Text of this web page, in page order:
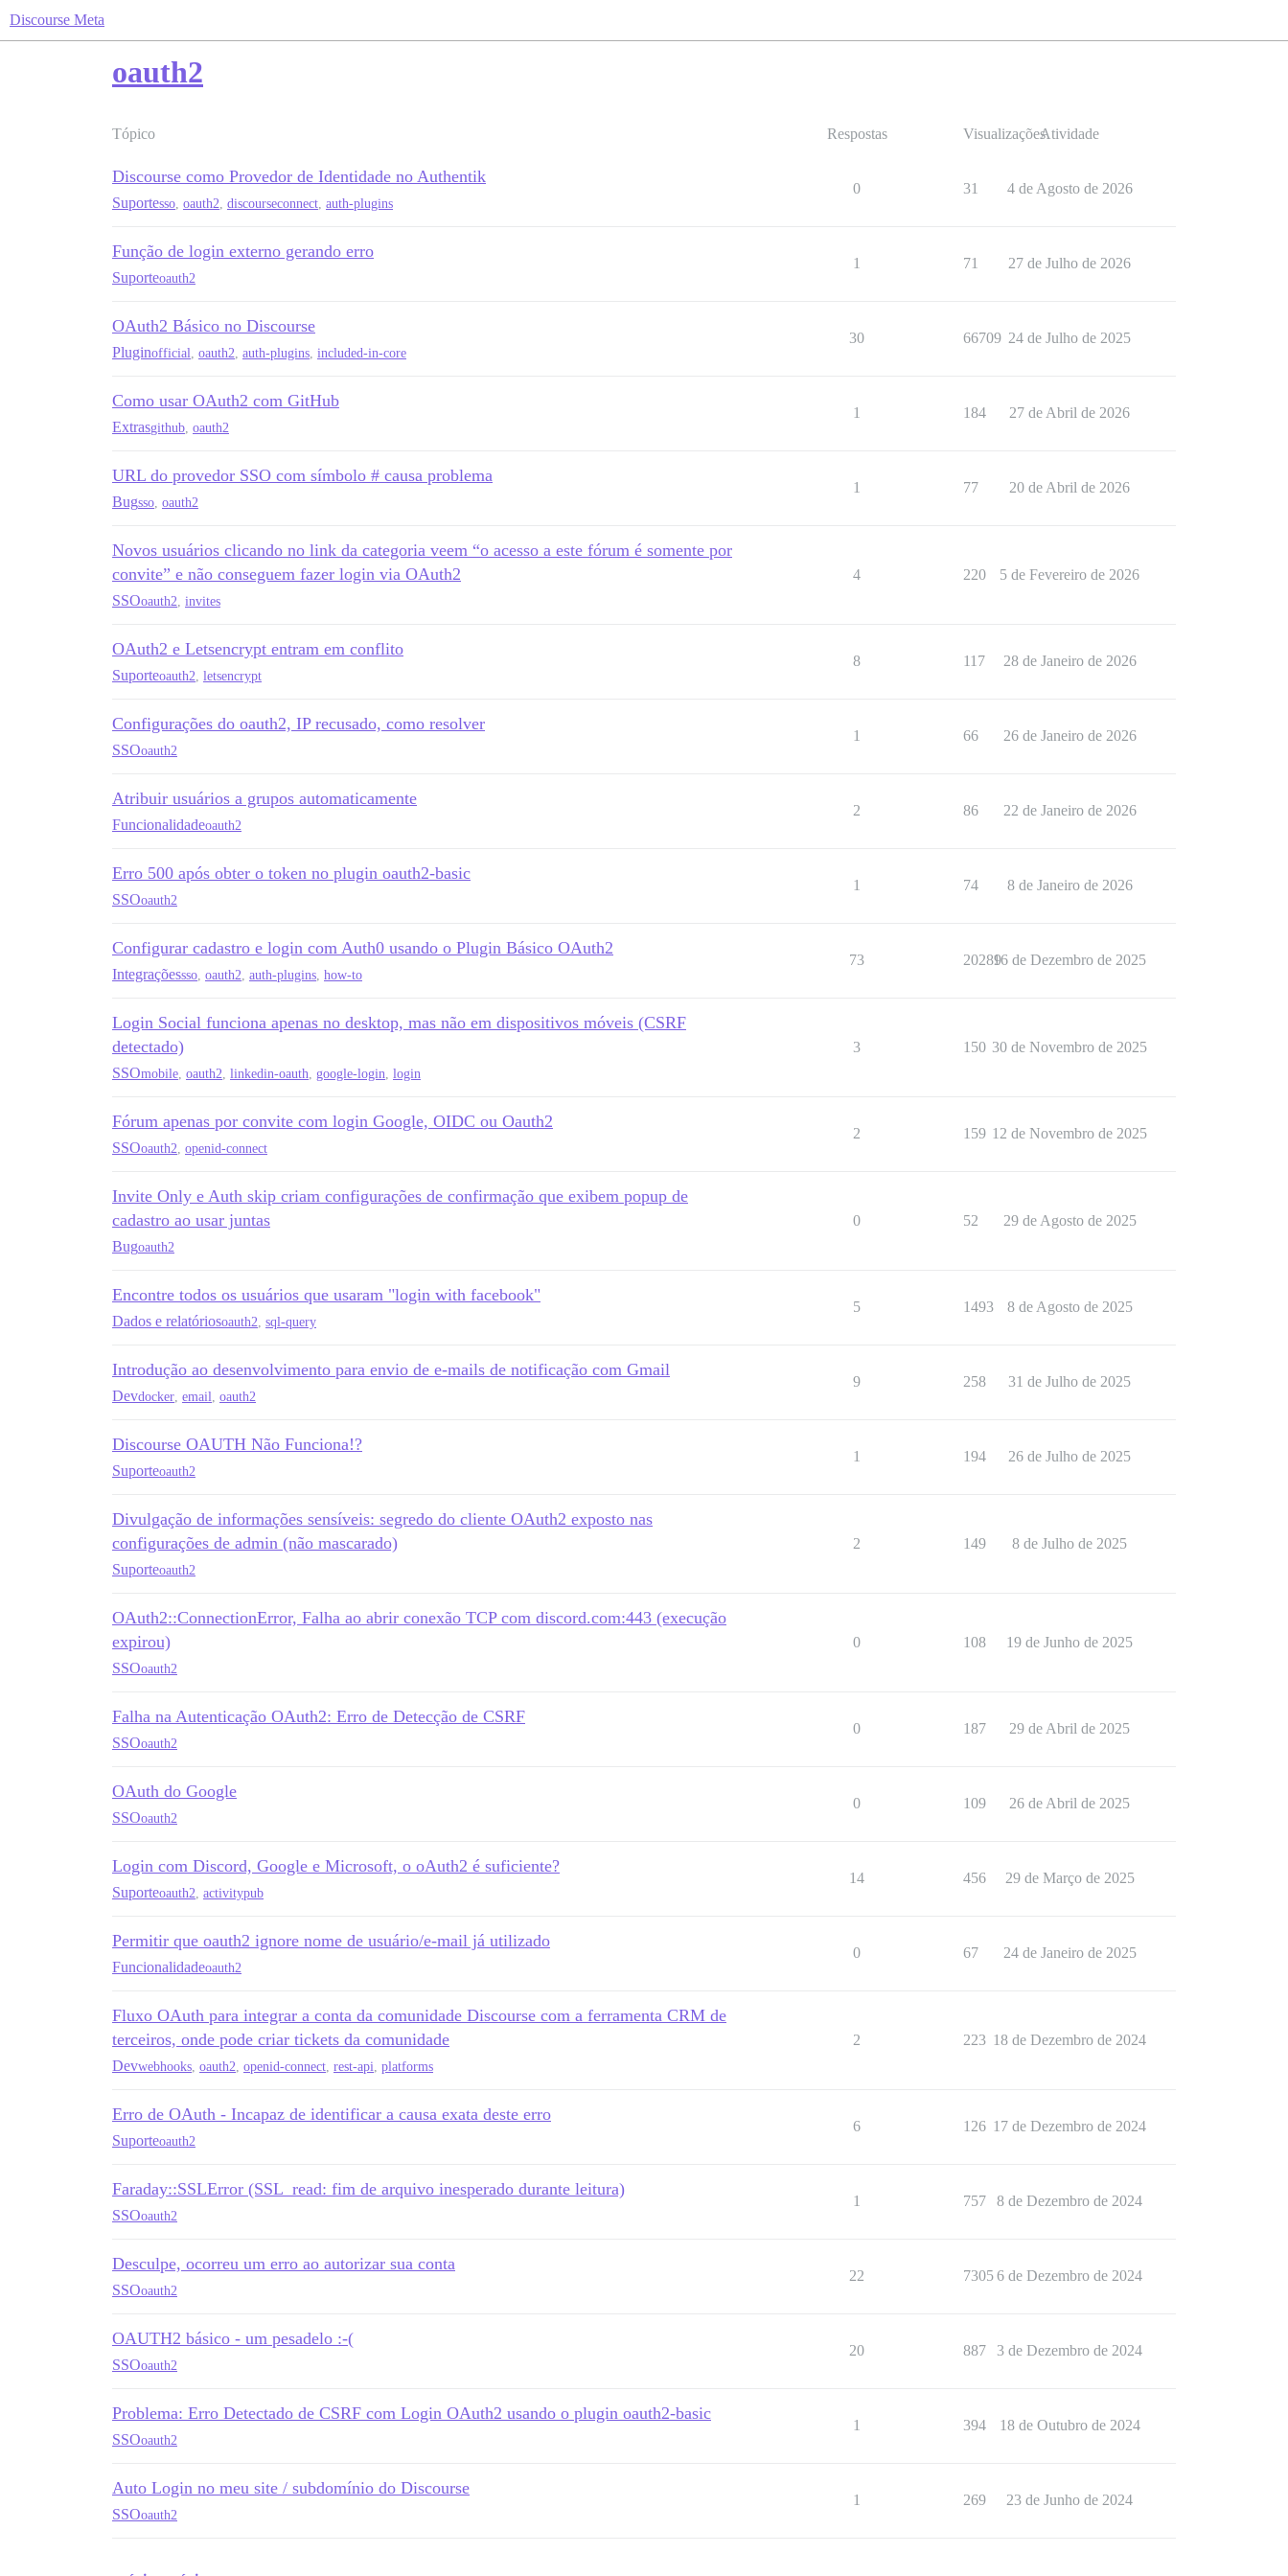
Discourse Meta
oauth2
Tópico Respostas VisualizaçõesAtividade
Discourse como Provedor de Identidade no Authentik
Suportesso oauth2 discourseconnect auth-plugins
0 31 4 de Agosto de 2026
Função de login externo gerando erro
Suporteoauth2
1 71 27 de Julho de 2026
OAuth2 Básico no Discourse
Pluginofficial oauth2 auth-plugins included-in-core
30 66709 24 de Julho de 2025
Como usar OAuth2 com GitHub
Extrasgithub oauth2
1 184 27 de Abril de 2026
URL do provedor SSO com símbolo # causa problema
Bugsso oauth2
1 77 20 de Abril de 2026
Novos usuários clicando no link da categoria veem “o acesso a este fórum é somente por
convite” e não conseguem fazer login via OAuth2
SSOoauth2 invites
4 220 5 de Fevereiro de 2026
OAuth2 e Letsencrypt entram em conflito
Suporteoauth2 letsencrypt
8 117 28 de Janeiro de 2026
Configurações do oauth2, IP recusado, como resolver
SSOoauth2
1 66 26 de Janeiro de 2026
Atribuir usuários a grupos automaticamente
Funcionalidadeoauth2
2 86 22 de Janeiro de 2026
Erro 500 após obter o token no plugin oauth2-basic
SSOoauth2
1 74 8 de Janeiro de 2026
Configurar cadastro e login com Auth0 usando o Plugin Básico OAuth2
Integraçõessso oauth2 auth-plugins how-to
73 2028916 de Dezembro de 2025
Login Social funciona apenas no desktop, mas não em dispositivos móveis (CSRF
detectado)
SSOmobile oauth2 linkedin-oauth google-login login
3 150 30 de Novembro de 2025
Fórum apenas por convite com login Google, OIDC ou Oauth2
SSOoauth2 openid-connect
2 159 12 de Novembro de 2025
Invite Only e Auth skip criam configurações de confirmação que exibem popup de
cadastro ao usar juntas
Bugoauth2
0 52 29 de Agosto de 2025
Encontre todos os usuários que usaram "login with facebook"
Dados e relatóriosoauth2 sql-query
5 1493 8 de Agosto de 2025
Introdução ao desenvolvimento para envio de e-mails de notificação com Gmail
Devdocker email oauth2
9 258 31 de Julho de 2025
Discourse OAUTH Não Funciona!?
Suporteoauth2
1 194 26 de Julho de 2025
Divulgação de informações sensíveis: segredo do cliente OAuth2 exposto nas
configurações de admin (não mascarado)
Suporteoauth2
2 149 8 de Julho de 2025
OAuth2::ConnectionError, Falha ao abrir conexão TCP com discord.com:443 (execução
expirou)
SSOoauth2
0 108 19 de Junho de 2025
Falha na Autenticação OAuth2: Erro de Detecção de CSRF
SSOoauth2
0 187 29 de Abril de 2025
OAuth do Google
SSOoauth2
0 109 26 de Abril de 2025
Login com Discord, Google e Microsoft, o oAuth2 é suficiente?
Suporteoauth2 activitypub
14 456 29 de Março de 2025
Permitir que oauth2 ignore nome de usuário/e-mail já utilizado
Funcionalidadeoauth2
0 67 24 de Janeiro de 2025
Fluxo OAuth para integrar a conta da comunidade Discourse com a ferramenta CRM de
terceiros, onde pode criar tickets da comunidade
Devwebhooks oauth2 openid-connect rest-api platforms
2 223 18 de Dezembro de 2024
Erro de OAuth - Incapaz de identificar a causa exata deste erro
Suporteoauth2
6 126 17 de Dezembro de 2024
Faraday::SSLError (SSL_read: fim de arquivo inesperado durante leitura)
SSOoauth2
1 757 8 de Dezembro de 2024
Desculpe, ocorreu um erro ao autorizar sua conta
SSOoauth2
22 73056 de Dezembro de 2024
OAUTH2 básico - um pesadelo :-(
SSOoauth2
20 887 3 de Dezembro de 2024
Problema: Erro Detectado de CSRF com Login OAuth2 usando o plugin oauth2-basic
SSOoauth2
1 394 18 de Outubro de 2024
Auto Login no meu site / subdomínio do Discourse
SSOoauth2
1 269 23 de Junho de 2024